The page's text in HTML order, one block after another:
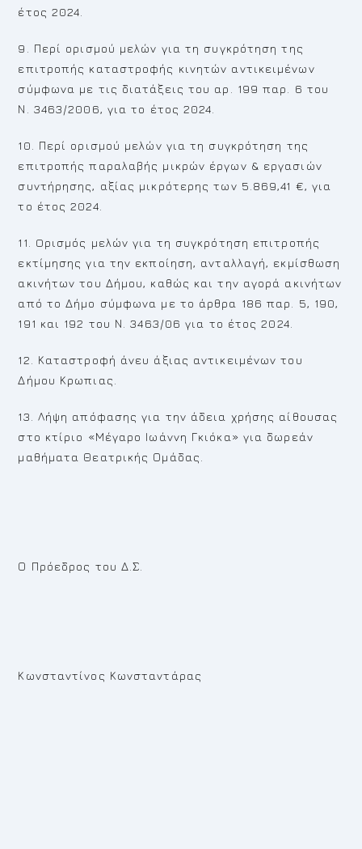
έτος 2024.
9. Περί ορισμού μελών για τη συγκρότηση της
επιτροπής καταστροφής κινητών αντικειμένων
σύμφωνα με τις διατάξεις του αρ. 199 παρ. 6 του
Ν. 3463/2006, για το έτος 2024.
10. Περί ορισμού μελών για τη συγκρότηση της
επιτροπής παραλαβής μικρών έργων & εργασιών
συντήρησης, αξίας μικρότερης των 5.869,41 €, για
το έτος 2024.
11. Oρισμός μελών για τη συγκρότηση επιτροπής
εκτίμησης για την εκποίηση, ανταλλαγή, εκμίσθωση
ακινήτων του Δήμου, καθώς και την αγορά ακινήτων
από το Δήμο σύμφωνα με το άρθρα 186 παρ. 5, 190,
191 και 192 του Ν. 3463/06 για το έτος 2024.
12. Καταστροφή άνευ άξιας αντικειμένων του
Δήμου Κρωπιας.
13. Λήψη απόφασης για την άδεια χρήσης αίθουσας
στο κτίριο «Μέγαρο Ιωάννη Γκιόκα» για δωρεάν
μαθήματα Θεατρικής Ομάδας.
Ο Πρόεδρος του Δ.Σ.
Κωνσταντίνος Κωνσταντάρας